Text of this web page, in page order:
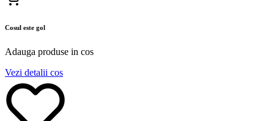
Cosul este gol
Adauga produse in cos
Vezi detalii cos